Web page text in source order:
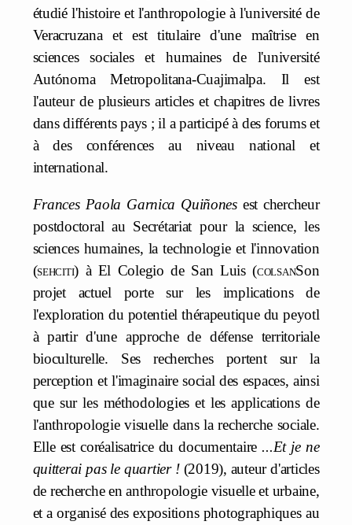
étudié l'histoire et l'anthropologie à l'université de
Veracruzana et est titulaire d'une maîtrise en
sciences sociales et humaines de l'université
Autónoma Metropolitana-Cuajimalpa. Il est
l'auteur de plusieurs articles et chapitres de livres
dans différents pays ; il a participé à des forums et
à des conférences au niveau national et
international.
Frances Paola Garnica Quiñonesest chercheur
postdoctoral au Secrétariat pour la science, les
sciences humaines, la technologie et l'innovation
(sehciti) à El Colegio de San Luis (colsanSon
projet actuel porte sur les implications de
l'exploration du potentiel thérapeutique du peyotl
à partir d'une approche de défense territoriale
bioculturelle. Ses recherches portent sur la
perception et l'imaginaire social des espaces, ainsi
que sur les méthodologies et les applications de
l'anthropologie visuelle dans la recherche sociale.
Elle est coréalisatrice du documentaire ...Et je ne
quitterai pas le quartier !(2019), auteur d'articles
de recherche en anthropologie visuelle et urbaine,
et a organisé des expositions photographiques au